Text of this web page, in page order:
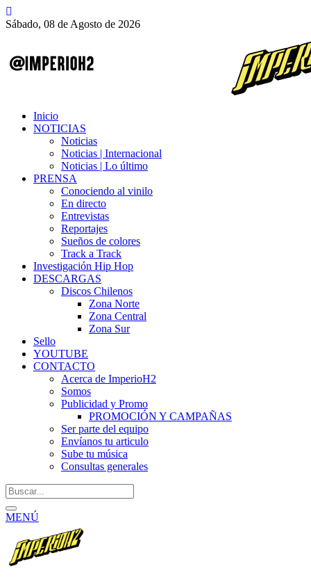
Sábado, 08 de Agosto de 2026
Inicio
NOTICIAS
Noticias
Noticias | Internacional
Noticias | Lo último
PRENSA
Conociendo al vinilo
En directo
Entrevistas
Reportajes
Sueños de colores
Track a Track
Investigación Hip Hop
DESCARGAS
Discos Chilenos
Zona Norte
Zona Central
Zona Sur
Sello
YOUTUBE
CONTACTO
Acerca de ImperioH2
Somos
Publicidad y Promo
PROMOCIÓN Y CAMPAÑAS
Ser parte del equipo
Envíanos tu articulo
Sube tu música
Consultas generales
MENÚ